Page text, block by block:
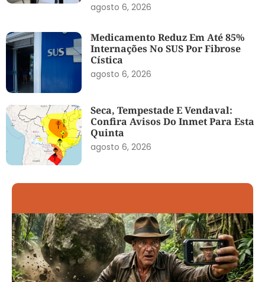
agosto 6, 2026
Medicamento Reduz Em Até 85%
Internações No SUS Por Fibrose
Cística
agosto 6, 2026
Seca, Tempestade E Vendaval:
Confira Avisos Do Inmet Para Esta
Quinta
agosto 6, 2026